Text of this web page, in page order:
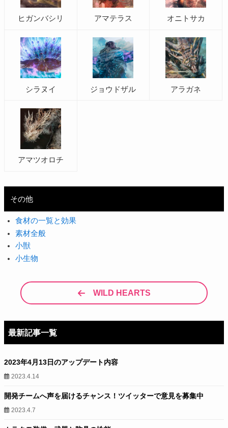
ヒガンバシリ アマテラス オニトサカ
シラヌイ ジョウドザル アラガネ
アマツオロチ
その他
食材の一覧と効果
素材全般
小獣
小生物
WILD HEARTS
最新記事一覧
2023年4月13日のアップデート内容
2023.4.14
開発チームへ声を届けるチャンス！ツイッターで意見を募集中
2023.4.7